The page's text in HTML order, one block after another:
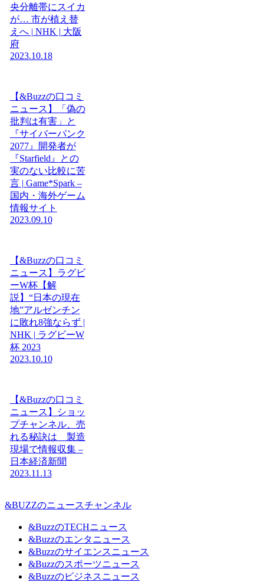
央分離帯にスイカ
が… 市が植え替
えへ | NHK | 大阪
府
2023.10.18
【&Buzzの口コミ
ニュース】「偽の
批判は有害」と
『サイバーパンク
2077』開発者が
『Starfield』との
実のない比較に苦
言 | Game*Spark –
国内・海外ゲーム
情報サイト
2023.09.10
【&Buzzの口コミ
ニュース】ラグビ
ーW杯【解
説】“日本の現在
地”アルゼンチン
に敗れ8強ならず |
NHK | ラグビーW
杯 2023
2023.10.10
【&Buzzの口コミ
ニュース】ショッ
プチャンネル、売
れる秘訣は 製造
現場で情報収集 –
日本経済新聞
2023.11.13
&BUZZのニュースチャンネル
&BuzzのTECHニュース
&Buzzのエンタニュース
&Buzzのサイエンスニュース
&Buzzのスポーツニュース
&Buzzのビジネスニュース